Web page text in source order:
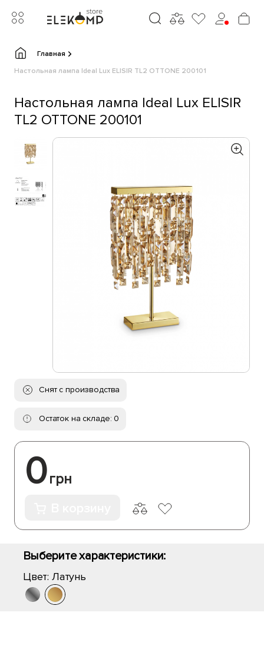
Главная
Настольная лампа Ideal Lux ELISIR TL2 OTTONE 200101
Настольная лампа Ideal Lux ELISIR
TL2 OTTONE 200101
Снят с производства
Остаток на складе: 0
0грн
Выберите характеристики:
Цвет: Латунь